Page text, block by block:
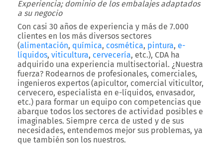
Experiencia; dominio de los embalajes adaptados
a su negocio
Con casi 30 años de experiencia y más de 7.000
clientes en los más diversos sectores
(alimentación, química, cosmética, pintura, e-
líquidos, viticultura, cervecería, etc.), CDA ha
adquirido una experiencia multisectorial. ¿Nuestra
fuerza? Rodearnos de profesionales, comerciales,
ingenieros expertos (apicultor, comercial viticultor,
cervecero, especialista en e-líquidos, envasador,
etc.) para formar un equipo con competencias que
abarque todos los sectores de actividad posibles e
imaginables. Siempre cerca de usted y de sus
necesidades, entendemos mejor sus problemas, ya
que también son los nuestros.